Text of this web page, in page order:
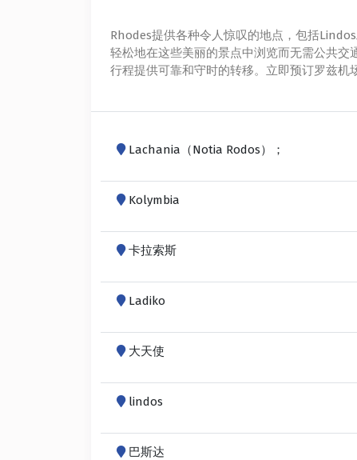
Rhodes提供各种令人惊叹的地点，包括
轻松地在这些美丽的景点中浏览而无需公共
行程提供可靠和守时的转移。立即预订罗兹机
Lachania（Notia Rodos）；
Kolymbia
卡拉索斯
Ladiko
大天使
lindos
巴斯达